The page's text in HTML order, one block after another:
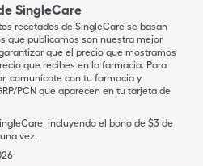
SingleCare
recetados de SingleCare se basan
que publicamos son nuestra mejor
que el precio que mostramos
que recibes en la farmacia. Para
comunícate con tu farmacia y
PCN que aparecen en tu tarjeta de
incluyendo el bono de $3 de
vez.